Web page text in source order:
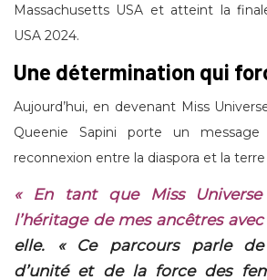
Massachusetts USA et atteint la
USA 2024.
Une détermination qui
Aujourd’hui, en devenant Miss
Queenie Sapini porte un
reconnexion entre la diaspora et la
« En tant que Miss
l’héritage de mes ancêtres
elle.
« Ce parcours parle de
d’unité et de la force des